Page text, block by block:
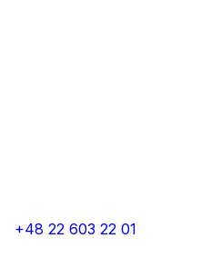
+48 22 603 22 01